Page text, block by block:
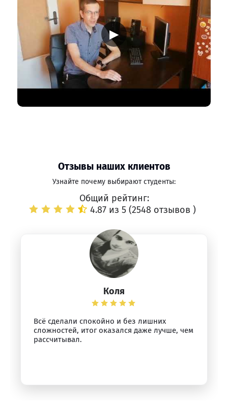
▶
Отзывы наших клиентов
Узнайте почему выбирают студенты:
Общий рейтинг:
4.87 из 5 (2548 отзывов )
Коля
Всё сделали спокойно и без лишних
сложностей, итог оказался даже лучше, чем
рассчитывал.